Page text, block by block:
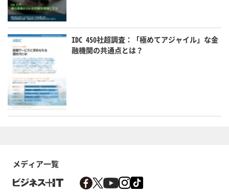
IDC 450社超調査：「極めてアジャイル」な金
融機関の共通点とは？
メディア一覧